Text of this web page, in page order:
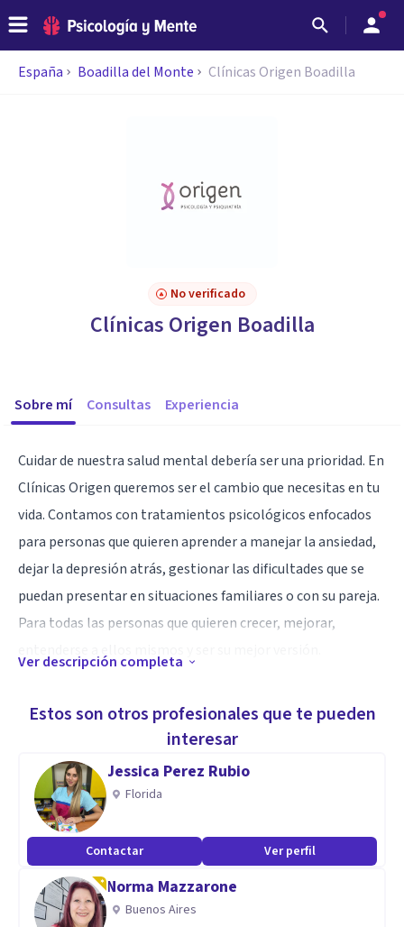
España Boadilla del Monte Clínicas Origen Boadilla
No verificado
Clínicas Origen Boadilla
Sobre mí Consultas Experiencia
Cuidar de nuestra salud mental debería ser una prioridad. En
Clínicas Origen queremos ser el cambio que necesitas en tu
vida. Contamos con tratamientos psicológicos enfocados
para personas que quieren aprender a manejar la ansiedad,
dejar la depresión atrás, gestionar las dificultades que se
puedan presentar en situaciones familiares o con su pareja.
Para todas las personas que quieren crecer, mejorar,
Nuestros tratamientos están avalados por Organismos
cognitivo-conductual que es la más estudiada y reconocida a
nivel científico. Estamos deseando conocerte y
acompañarte en este camino de mejora.
Aptitudes
Trabajamos con niños, adolescentes y adultos, de manera
Ver descripción completa
Estos son otros profesionales que te pueden
interesar
Jessica Perez Rubio
Florida
Contactar Ver perfil
Norma Mazzarone
Buenos Aires